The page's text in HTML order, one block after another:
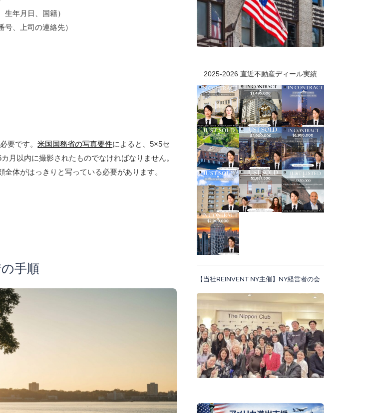
生年月日、国籍）
号、上司の連絡先）
要です。米国国務省の写真要件によると、5×5セ
月以内に撮影されたものでなければなりません。
体がはっきりと写っている必要があります。
手順
2025-2026 直近不動産ディール実績
【当社REINVENT NY主催】NY経営者の会